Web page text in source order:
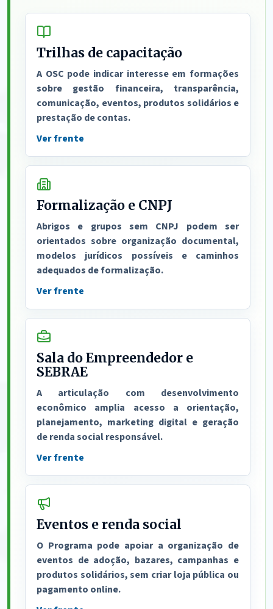
Trilhas de capacitação
A OSC pode indicar interesse em formações
sobre gestão financeira, transparência,
comunicação, eventos, produtos solidários e
prestação de contas.
Ver frente
Formalização e CNPJ
Abrigos e grupos sem CNPJ podem ser
orientados sobre organização documental,
modelos jurídicos possíveis e caminhos
adequados de formalização.
Ver frente
Sala do Empreendedor e
SEBRAE
A articulação com desenvolvimento
econômico amplia acesso a orientação,
planejamento, marketing digital e geração
de renda social responsável.
Ver frente
Eventos e renda social
O Programa pode apoiar a organização de
eventos de adoção, bazares, campanhas e
produtos solidários, sem criar loja pública ou
pagamento online.